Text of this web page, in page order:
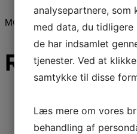
MOTOR HOUSING
Relaterede
analysepartnere, som
med data, du
de har indsamlet
tjenester. Ved at
samtykke til disse
Læs mere om vores
behandling af